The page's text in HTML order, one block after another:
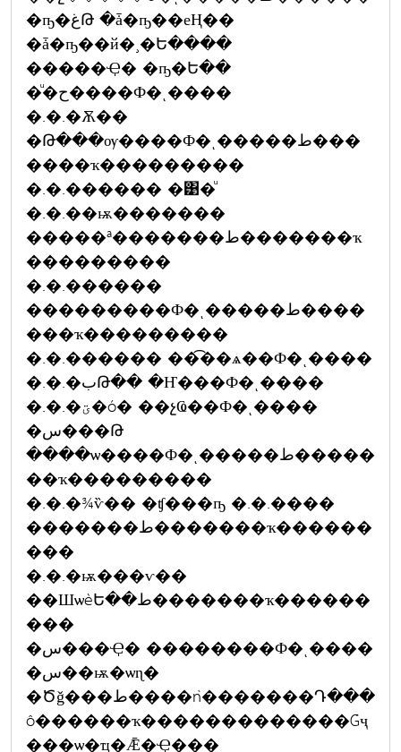
�ҧ�غԹ �ǡ�ҧ��еҢ��
�ǡ�ҧ��й�¸�Ե����
�����Ҿ� �ҧ�Ե��
�ͧ�ح����Ф�ͺ����
�.�.�Ѫ��
�Թ���ѹ����Ф�ͺ�����ط���
����ҡ���������
�.�.������ �͹�ͧ
�.�.��ѭ�������
�����ª�������ط�������ҡ
���������
�.�.������
���������Ф�ͺ�����ط����
���ҡ���������
�.�.������ ��͡��ѧ��Ф�ͺ����
�.�.�بԹ�� �Ҥ���Ф�ͺ����
�.�.�ؾ�ó� ��չҨ��Ф�ͺ����
�س���Թ
����ѡ����Ф�ͺ�����ط�����
��ҡ���������
�.�.�¾ѷ�� �ʧ���ҧ �.�.����
�������ط�������ҡ������
���
�.�.�ѭ���ѵ��
��ШѡèԵ��ط�������ҡ������
���
�س���Ҿ� ��������Ф�ͺ����
�س��ѭ�ѡɳ�
�Ծǧ���ط����ǹ�������Դ���
ô������ҡ�������������Ǵҷ
���ѡ�ҵ�Ǣ�Ҿ���